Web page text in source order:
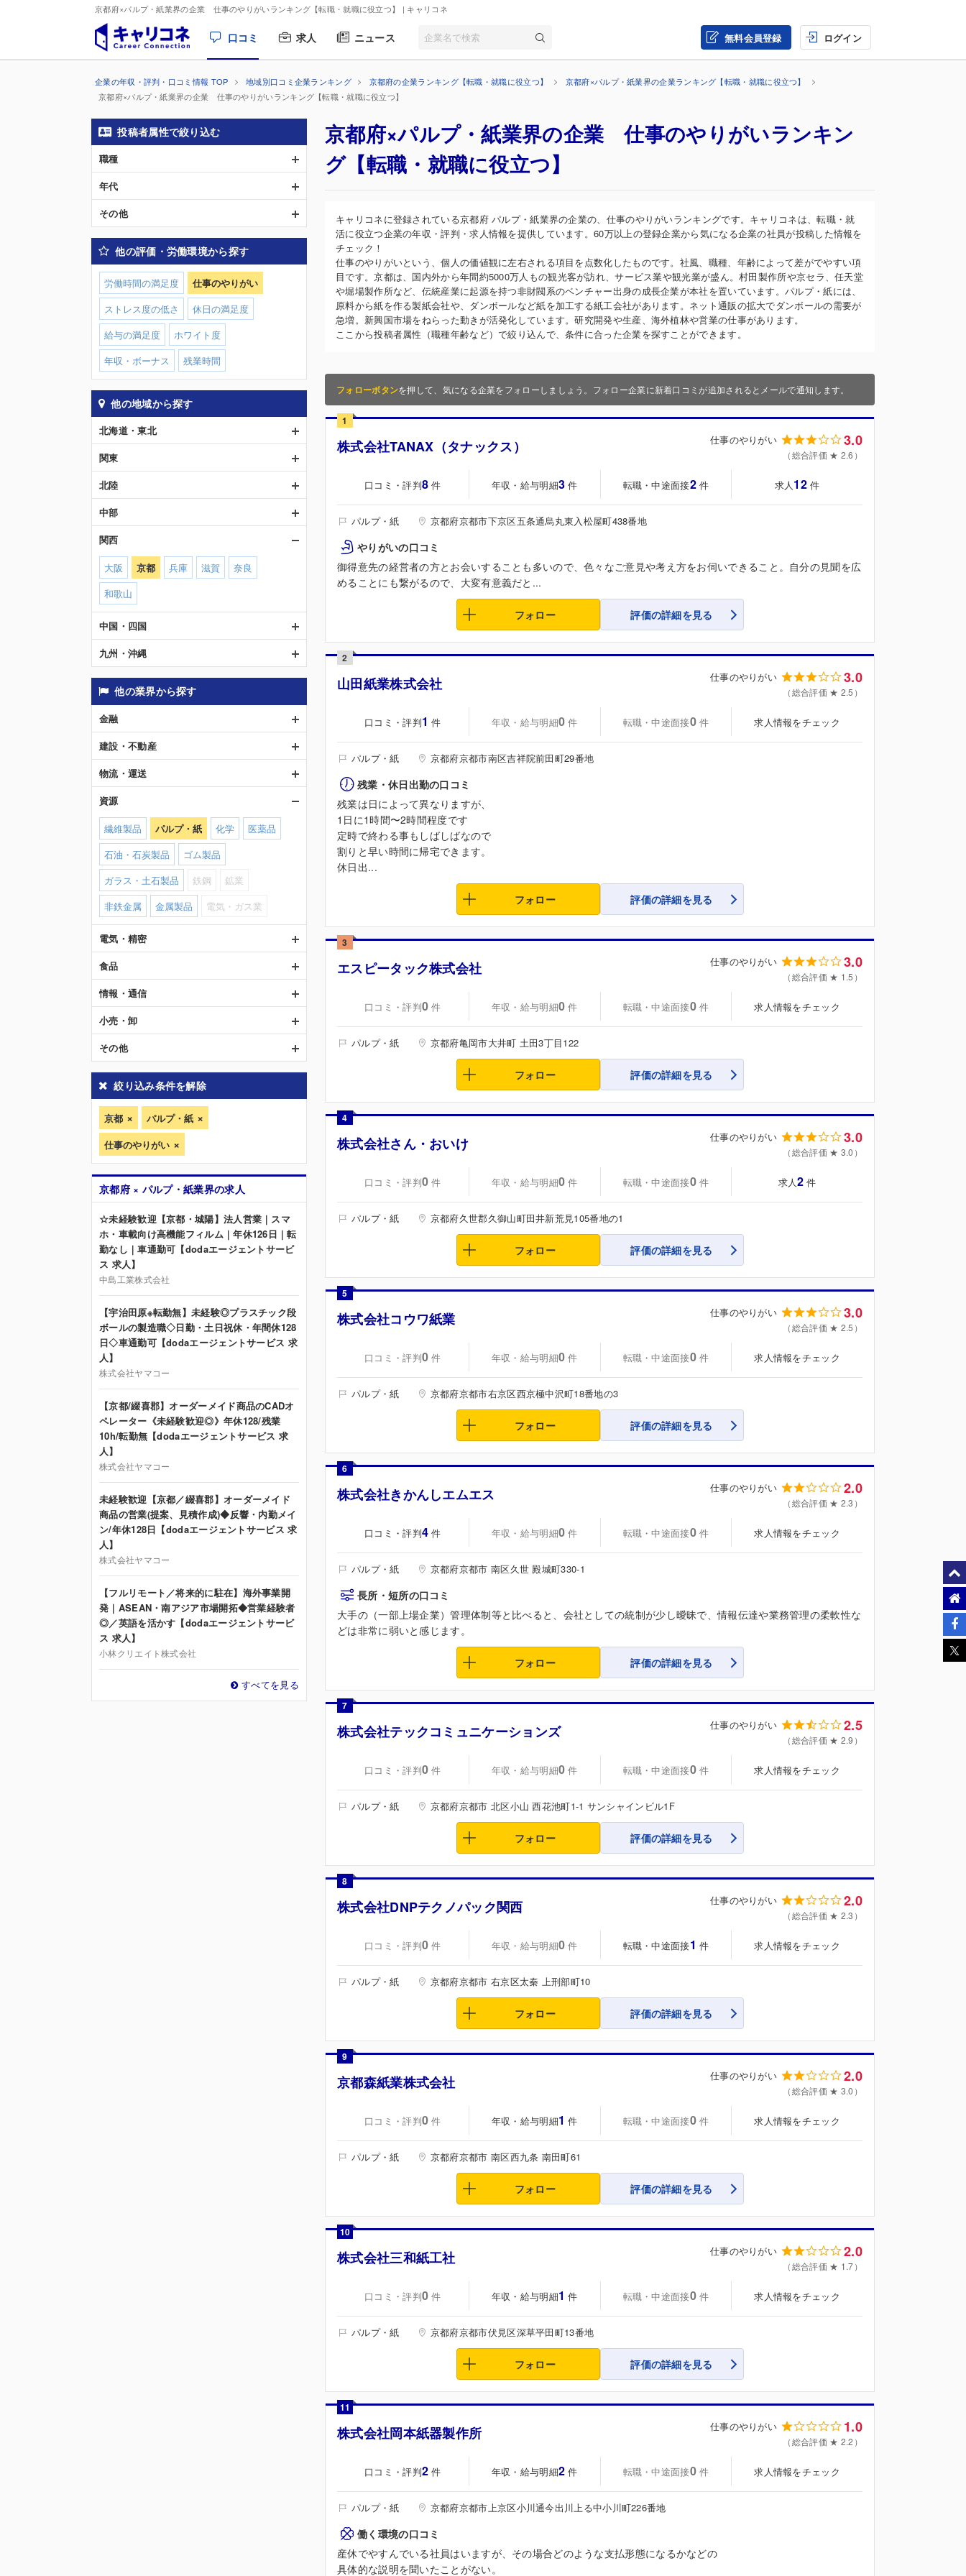
京都府×パルプ・紙業界の企業 仕事のやりがいランキング【転職・就職に役立つ】 | キャリコネ
口コミ 求人 ニュース 無料会員登録 ログイン
企業の年収・評判・口コミ情報 TOP 地域別口コミ企業ランキング 京都府の企業ランキング【転職・就職に役立つ】
京都府×パルプ・紙業界の企業ランキング【転職・就職に役立つ】
京都府×パルプ・紙業界の企業 仕事のやりがいランキング【転職・就職に役立つ】
京都府×パルプ・紙業界の企業 仕事のやりがいランキン
グ【転職・就職に役立つ】
キャリコネに登録されている京都府 パルプ・紙業界の企業の、仕事のやりがいランキングです。キャリコネは、転職・就
活に役立つ企業の年収・評判・求人情報を提供しています。60万以上の登録企業から気になる企業の社員が投稿した情報を
チェック！
仕事のやりがいという、個人の価値観に左右される項目を点数化したものです。社風、職種、年齢によって差がでやすい項
目です。京都は、国内外から年間約5000万人もの観光客が訪れ、サービス業や観光業が盛ん。村田製作所や京セラ、任天堂
や堀場製作所など、伝統産業に起源を持つ非財閥系のベンチャー出身の成長企業が本社を置いています。パルプ・紙には、
原料から紙を作る製紙会社や、ダンボールなど紙を加工する紙工会社があります。ネット通販の拡大でダンボールの需要が
急増。新興国市場をねらった動きが活発化しています。研究開発や生産、海外植林や営業の仕事があります。
ここから投稿者属性（職種年齢など）で絞り込んで、条件に合った企業を探すことができます。
フォローボタンを押して、気になる企業をフォローしましょう。フォロー企業に新着口コミが追加されるとメールで通知します。
1
株式会社TANAX（タナックス） 仕事のやりがい 3.0
（総合評価 ★ 2.6）
口コミ・評判8 件 年収・給与明細3 件 転職・中途面接2 件 求人 12 件
パルプ・紙 京都府京都市下京区五条通烏丸東入松屋町438番地
やりがいの口コミ
御得意先の経営者の方とお会いすることも多いので、色々なご意見や考え方をお伺いできること。自分の見聞を広
めることにも繋がるので、大変有意義だと...
フォロー 評価の詳細を見る
2
山田紙業株式会社 仕事のやりがい 3.0
（総合評価 ★ 2.5）
口コミ・評判1 件 年収・給与明細0 件 転職・中途面接0 件 求人情報をチェック
パルプ・紙 京都府京都市南区吉祥院前田町29番地
残業・休日出勤の口コミ
残業は日によって異なりますが、
1日に1時間〜2時間程度です
定時で終わる事もしばしばなので
割りと早い時間に帰宅できます。
休日出...
フォロー 評価の詳細を見る
3
エスピータック株式会社 仕事のやりがい 3.0
（総合評価 ★ 1.5）
口コミ・評判0 件 年収・給与明細0 件 転職・中途面接0 件 求人情報をチェック
パルプ・紙 京都府亀岡市大井町 土田3丁目122
フォロー 評価の詳細を見る
4
株式会社さん・おいけ 仕事のやりがい 3.0
（総合評価 ★ 3.0）
口コミ・評判0 件 年収・給与明細0 件 転職・中途面接0 件 求人2 件
パルプ・紙 京都府久世郡久御山町田井新荒見105番地の1
フォロー 評価の詳細を見る
5
株式会社コウワ紙業 仕事のやりがい 3.0
（総合評価 ★ 2.5）
口コミ・評判0 件 年収・給与明細0 件 転職・中途面接0 件 求人情報をチェック
パルプ・紙 京都府京都市右京区西京極中沢町18番地の3
フォロー 評価の詳細を見る
6
株式会社きかんしエムエス 仕事のやりがい 2.0
（総合評価 ★ 2.3）
口コミ・評判4 件 年収・給与明細0 件 転職・中途面接0 件 求人情報をチェック
パルプ・紙 京都府京都市 南区久世 殿城町330-1
長所・短所の口コミ
大手の（一部上場企業）管理体制等と比べると、会社としての統制が少し曖昧で、情報伝達や業務管理の柔軟性な
どは非常に弱いと感じます。
フォロー 評価の詳細を見る
7
株式会社テックコミュニケーションズ 仕事のやりがい 2.5
（総合評価 ★ 2.9）
口コミ・評判0 件 年収・給与明細0 件 転職・中途面接0 件 求人情報をチェック
パルプ・紙 京都府京都市 北区小山 西花池町1-1 サンシャインビル1F
フォロー 評価の詳細を見る
8
株式会社DNPテクノパック関西 仕事のやりがい 2.0
（総合評価 ★ 2.3）
口コミ・評判0 件 年収・給与明細0 件 転職・中途面接1 件 求人情報をチェック
パルプ・紙 京都府京都市 右京区太秦 上刑部町10
フォロー 評価の詳細を見る
9
京都森紙業株式会社 仕事のやりがい 2.0
（総合評価 ★ 3.0）
口コミ・評判0 件 年収・給与明細1 件 転職・中途面接0 件 求人情報をチェック
パルプ・紙 京都府京都市 南区西九条 南田町61
フォロー 評価の詳細を見る
10
株式会社三和紙工社 仕事のやりがい 2.0
（総合評価 ★ 1.7）
口コミ・評判0 件 年収・給与明細1 件 転職・中途面接0 件 求人情報をチェック
パルプ・紙 京都府京都市伏見区深草平田町13番地
フォロー 評価の詳細を見る
11
株式会社岡本紙器製作所 仕事のやりがい 1.0
（総合評価 ★ 2.2）
口コミ・評判2 件 年収・給与明細2 件 転職・中途面接0 件 求人情報をチェック
パルプ・紙 京都府京都市上京区小川通今出川上る中小川町226番地
働く環境の口コミ
産休でやすんでいる社員はいますが、その場合どのような支払形態になるかなどの
具体的な説明を聞いたことがない。
投稿者属性で絞り込む
職種
年代
その他
他の評価・労働環境から探す
労働時間の満足度
仕事のやりがい
ストレス度の低さ
休日の満足度
給与の満足度
ホワイト度
年収・ボーナス
残業時間
他の地域から探す
北海道・東北
関東
北陸
中部
関西
大阪 京都 兵庫 滋賀
奈良
和歌山
中国・四国
九州・沖縄
他の業界から探す
金融
建設・不動産
物流・運送
資源
繊維製品 パルプ・紙 化学
医薬品
石油・石炭製品
ゴム製品
ガラス・土石製品
鉄鋼
鉱業
非鉄金属
金属製品 電気・ガス業
電気・精密
食品
情報・通信
小売・卸
その他
絞り込み条件を解除
京都
パルプ・紙
仕事のやりがい
京都府 × パルプ・紙業界の求人
☆未経験歓迎【京都・城陽】法人営業｜スマ
ホ・車載向け高機能フィルム｜年休126日｜転
勤なし｜車通勤可【dodaエージェントサービ
ス 求人】
中島工業株式会社
【宇治田原※転勤無】未経験◎プラスチック段
ボールの製造職◇日勤・土日祝休・年間休128
日◇車通勤可【dodaエージェントサービス 求
人】
株式会社ヤマコー
【京都/綴喜郡】オーダーメイド商品のCADオ
ペレーター《未経験歓迎◎》年休128/残業
10h/転勤無【dodaエージェントサービス 求
人】
株式会社ヤマコー
未経験歓迎【京都／綴喜郡】オーダーメイド
商品の営業(提案、見積作成)◆反響・内勤メイ
ン/年休128日【dodaエージェントサービス 求
人】
株式会社ヤマコー
【フルリモート／将来的に駐在】海外事業開
発｜ASEAN・南アジア市場開拓◆営業経験者
◎／英語を活かす【dodaエージェントサービ
ス 求人】
小林クリエイト株式会社
すべてを見る